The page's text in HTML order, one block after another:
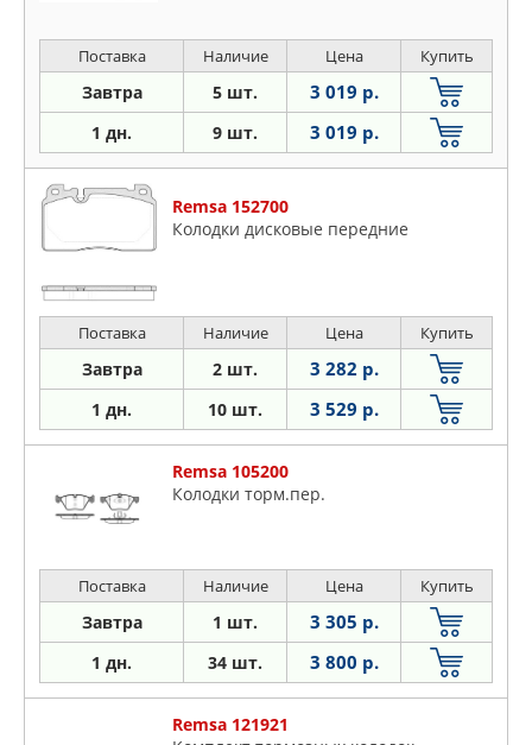
Поставка Наличие Цена Купить
Завтра 5 шт. 3 019 р.
1 дн. 9 шт. 3 019 р.
Remsa 152700
Колодки дисковые передние
Поставка Наличие Цена Купить
Завтра 2 шт. 3 282 р.
1 дн. 10 шт. 3 529 р.
Remsa 105200
Колодки торм.пер.
Поставка Наличие Цена Купить
Завтра 1 шт. 3 305 р.
1 дн. 34 шт. 3 800 р.
Remsa 121921